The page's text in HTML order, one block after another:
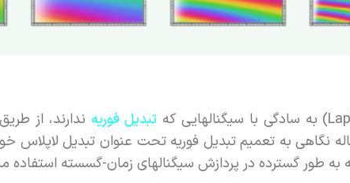
تبدیل فوریه ندارند، از
نگاهی به تعمیم تبدیل فوریه تحت عنوان تبدیل لاپلاس